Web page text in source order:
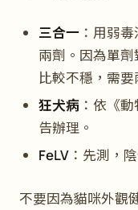
三合一 ：用弱
兩劑。因為單
比較不穩，需要
狂犬病 ：依《
告辦理。
FeLV ：先測，
不要因為貓咪外觀